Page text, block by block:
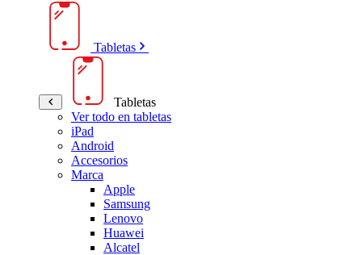
Tabletas
Tabletas
Ver todo en tabletas
iPad
Android
Accesorios
Marca
Apple
Samsung
Lenovo
Huawei
Alcatel